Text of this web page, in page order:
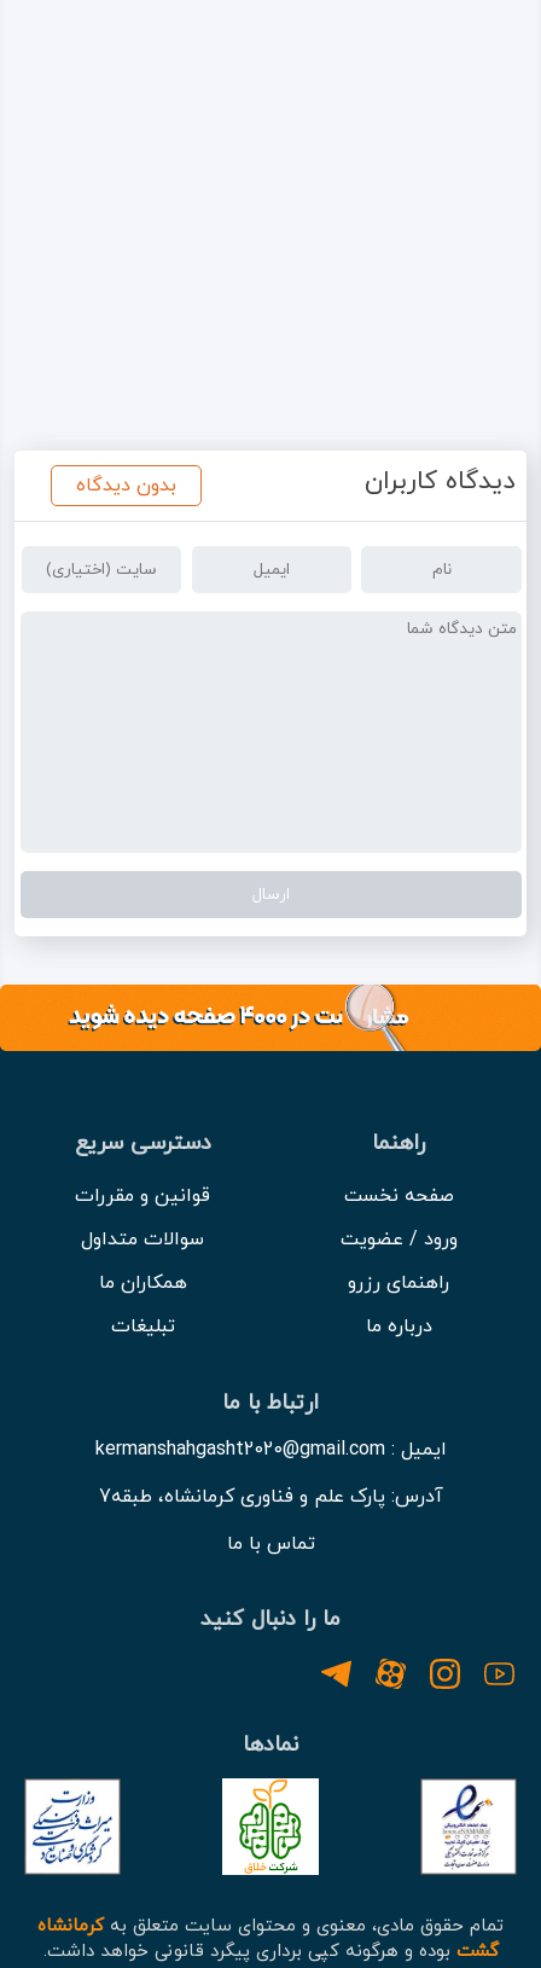
دیدگاه کاربران بدون دیدگاه
راهنما
صفحه نخست
ورود / عضویت
راهنمای رزرو
درباره ما
دسترسی سریع
قوانین و مقررات
سوالات متداول
همکاران ما
تبلیغات
ارتباط با ما
ایمیل : kermanshahgasht2020@gmail.com
آدرس: پارک علم و فناوری کرمانشاه، طبقه7
تماس با ما
ما را دنبال کنید
نمادها
تمام حقوق مادی، معنوی و محتوای سایت متعلق بهکرمانشاه
گشت بوده و هرگونه کپی برداری پیگرد قانونی خواهد داشت.